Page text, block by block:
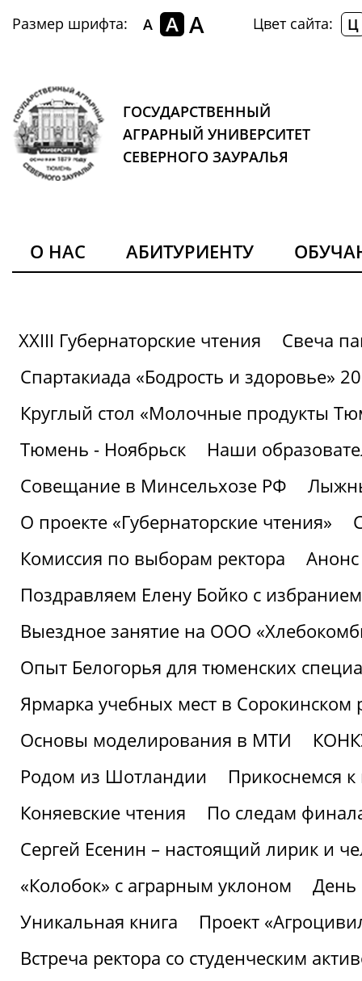
Размер шрифта: A A A Цвет сайта: Ц
ГОСУДАРСТВЕННЫЙ
АГРАРНЫЙ УНИВЕРСИТЕТ
СЕВЕРНОГО ЗАУРАЛЬЯ
О НАС АБИТУРИЕНТУ
XXIII Губернаторские чтения
Свеча
Спартакиада «Бодрость и здоровье»
Круглый стол «Молочные продукты
Тюмень - Ноябрьск
Наши
Совещание в Минсельхозе РФ
О проекте «Губернаторские чтения»
Комиссия по выборам ректора
Поздравляем Елену Бойко с
Выездное занятие на ООО
Опыт Белогорья для тюменских
Ярмарка учебных мест в Сорокинском
Основы моделирования в МТИ
Родом из Шотландии
Прикоснемся
Коняевские чтения
По следам
Сергей Есенин – настоящий лирик и
«Колобок» с аграрным уклоном
День
Уникальная книга
Проект
Встреча ректора со студенческим